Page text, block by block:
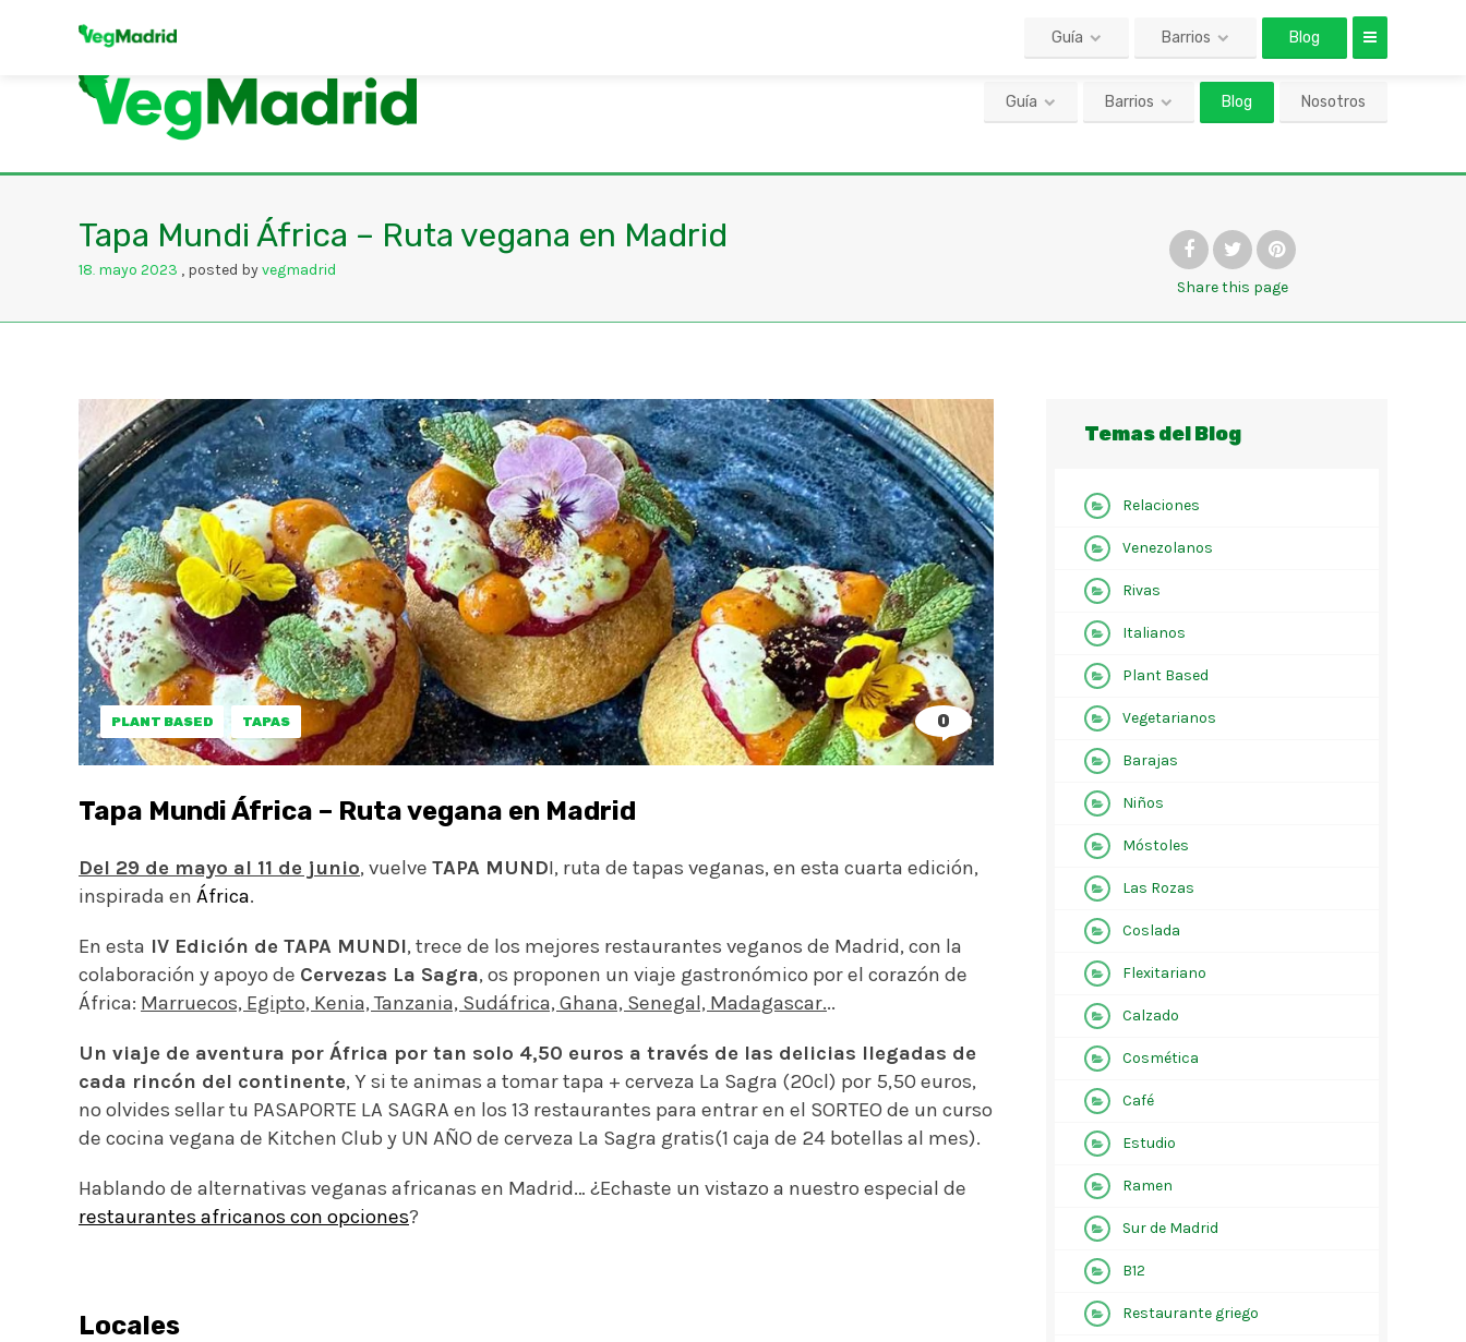
Guía Barrios Blog Nosotros
Tapa Mundi África – Ruta vegana en Madrid
18. mayo 2023 posted byvegmadrid
Share this page
PLANT BASED TAPAS 0
Tapa Mundi África – Ruta vegana en Madrid
Del 29 de mayo al 11 de junio, vuelve TAPA MUNDI, ruta de tapas veganas, en esta cuarta edición,
inspirada en África.
En esta IV Edición de TAPA MUNDI, trece de los mejores restaurantes veganos de Madrid, con la
colaboración y apoyo de Cervezas La Sagra, os proponen un viaje gastronómico por el corazón de
África: Marruecos, Egipto, Kenia, Tanzania, Sudáfrica, Ghana, Senegal, Madagascar...
Un viaje de aventura por África por tan solo 4,50 euros a través de las delicias llegadas de
cada rincón del continente, Y si te animas a tomar tapa + cerveza La Sagra (20cl) por 5,50 euros,
no olvides sellar tu PASAPORTE LA SAGRA en los 13 restaurantes para entrar en el SORTEO de un curso
de cocina vegana de Kitchen Club y UN AÑO de cerveza La Sagra gratis(1 caja de 24 botellas al mes).
Hablando de alternativas veganas africanas en Madrid… ¿Echaste un vistazo a nuestro especial de
restaurantes africanos con opciones?
Locales
Temas del Blog
Relaciones
Venezolanos
Rivas
Italianos
Plant Based
Vegetarianos
Barajas
Niños
Móstoles
Las Rozas
Coslada
Flexitariano
Calzado
Cosmética
Café
Estudio
Ramen
Sur de Madrid
B12
Restaurante griego